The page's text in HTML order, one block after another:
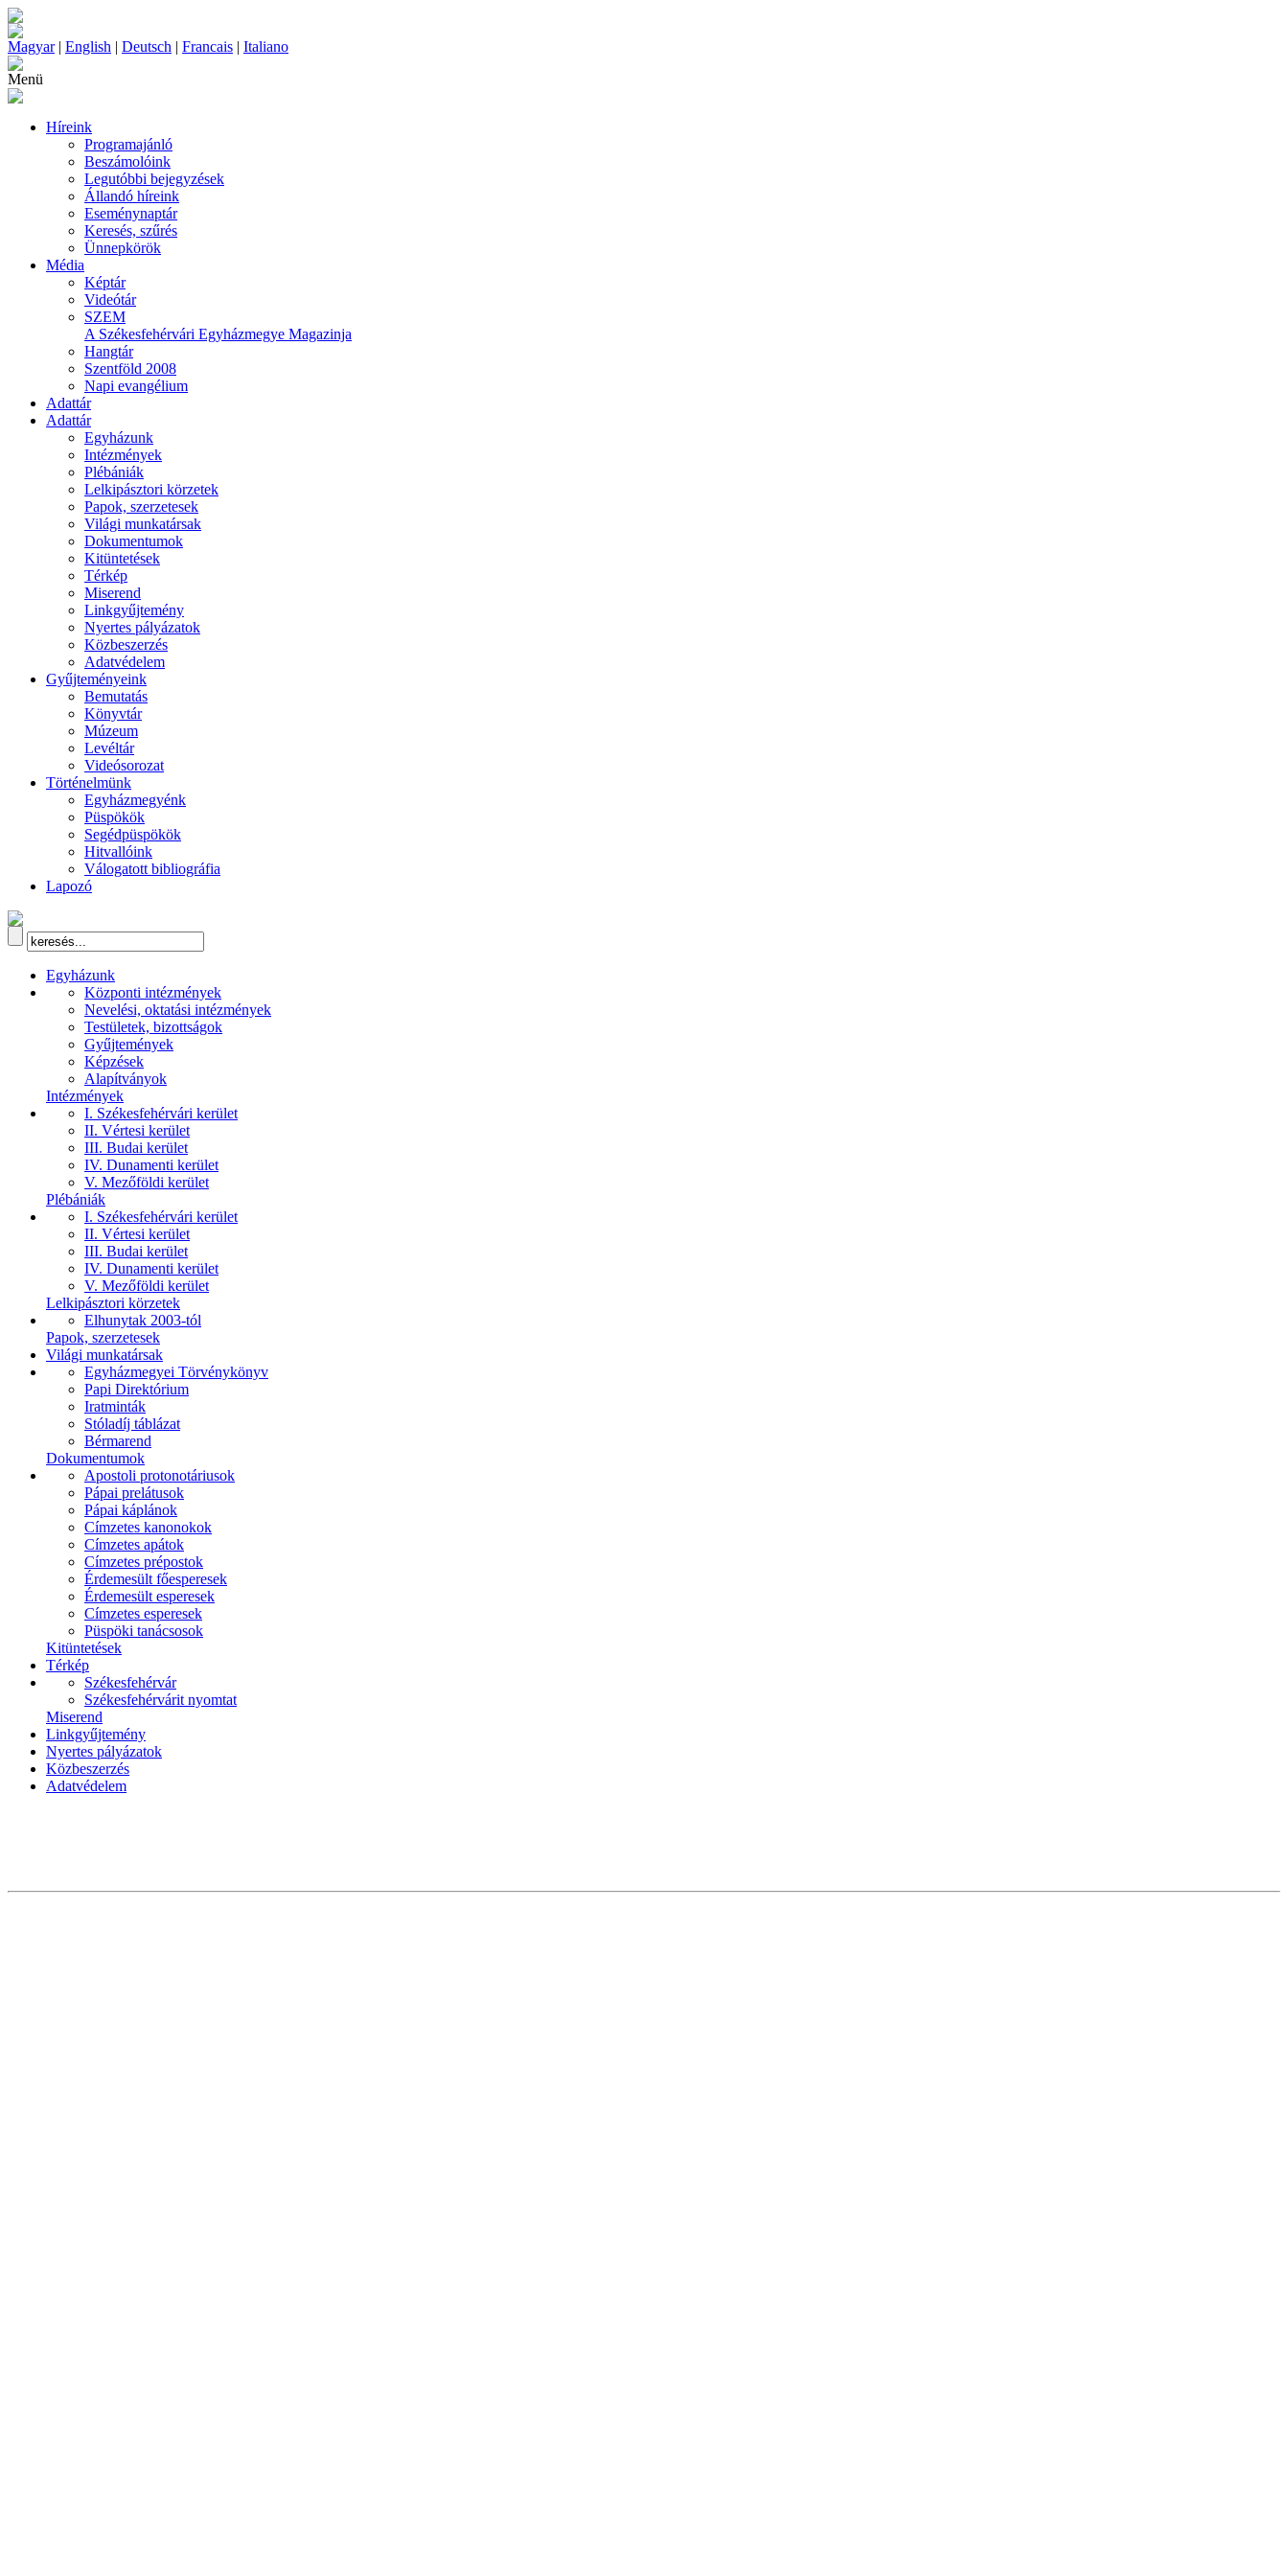
Magyar| English | Deutsch | Francais | Italiano
Menü
Híreink
Programajánló
Beszámolóink
Legutóbbi bejegyzések
Állandó híreink
Eseménynaptár
Keresés, szűrés
Ünnepkörök
Média
Képtár
Videótár
SZEM
A Székesfehérvári Egyházmegye Magazinja
Hangtár
Szentföld 2008
Napi evangélium
Adattár
Adattár
Egyházunk
Intézmények
Plébániák
Lelkipásztori körzetek
Papok, szerzetesek
Világi munkatársak
Dokumentumok
Kitüntetések
Térkép
Miserend
Linkgyűjtemény
Nyertes pályázatok
Közbeszerzés
Adatvédelem
Gyűjteményeink
Bemutatás
Könyvtár
Múzeum
Levéltár
Videósorozat
Történelmünk
Egyházmegyénk
Püspökök
Segédpüspökök
Hitvallóink
Válogatott bibliográfia
Lapozó
Egyházunk
Központi intézmények
Nevelési, oktatási intézmények
Testületek, bizottságok
Gyűjtemények
Képzések
Alapítványok
Intézmények
I. Székesfehérvári kerület
II. Vértesi kerület
III. Budai kerület
IV. Dunamenti kerület
V. Mezőföldi kerület
Plébániák
I. Székesfehérvári kerület
II. Vértesi kerület
III. Budai kerület
IV. Dunamenti kerület
V. Mezőföldi kerület
Lelkipásztori körzetek
Elhunytak 2003-tól
Papok, szerzetesek
Világi munkatársak
Egyházmegyei Törvénykönyv
Papi Direktórium
Iratminták
Stóladíj táblázat
Bérmarend
Dokumentumok
Apostoli protonotáriusok
Pápai prelátusok
Pápai káplánok
Címzetes kanonokok
Címzetes apátok
Címzetes prépostok
Érdemesült főesperesek
Érdemesült esperesek
Címzetes esperesek
Püspöki tanácsosok
Kitüntetések
Térkép
Székesfehérvár
Székesfehérvárit nyomtat
Miserend
Linkgyűjtemény
Nyertes pályázatok
Közbeszerzés
Adatvédelem